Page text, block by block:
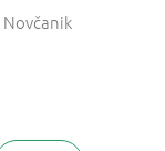
Novčanik